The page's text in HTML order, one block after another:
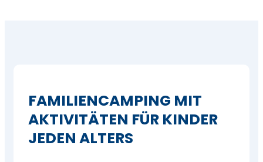
FAMILIENCAMPING MIT
AKTIVITÄTEN FÜR KINDER
JEDEN ALTERS